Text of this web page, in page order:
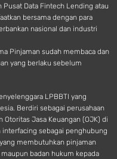
Data Fintech Lending atau
bersama dengan para
nasional dan industri
Pinjaman sudah membaca dan
yang berlaku sebelum
LPBBTI yang
Berdiri sebagai perusahaan
Jasa Keuangan (OJK) di
interfacing sebagai penghubung
membutuhkan pinjaman
badan hukum kepada